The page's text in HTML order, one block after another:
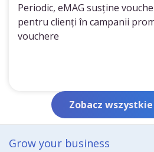
Periodic, eMAG susține
pentru clienți în campanii
vouchere
Zobacz
Grow your business​